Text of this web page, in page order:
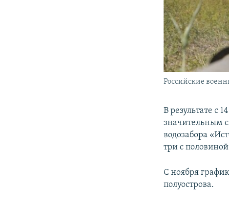
Российские
В результате с
значительным
водозабора
три с
С ноября
полуострова.